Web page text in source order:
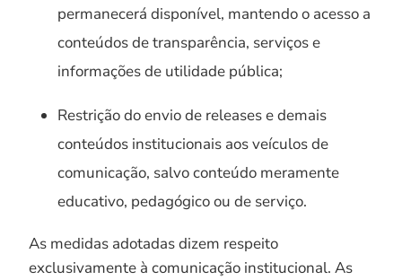
permanecerá disponível, mantendo o acesso a
conteúdos de transparência, serviços e
informações de utilidade pública;
Restrição do envio de releases e demais
conteúdos institucionais aos veículos de
comunicação, salvo conteúdo meramente
educativo, pedagógico ou de serviço.
As medidas adotadas dizem respeito
exclusivamente à comunicação institucional. As